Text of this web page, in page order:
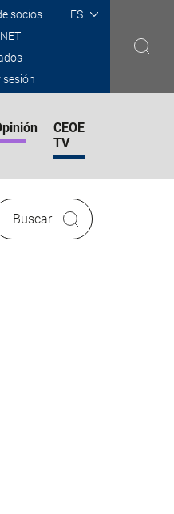
Select
socios
sesión
CEOE
TV
Buscar